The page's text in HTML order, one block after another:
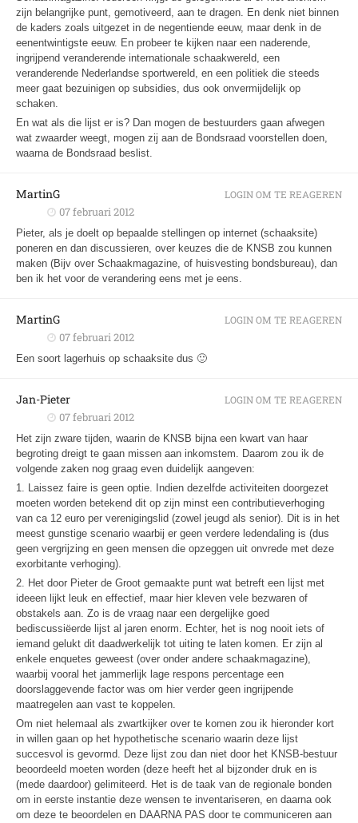
zijn belangrijke punt, gemotiveerd, aan te dragen. En denk niet binnen
de kaders zoals uitgezet in de negentiende eeuw, maar denk in de
eenentwintigste eeuw. En probeer te kijken naar een naderende,
ingrijpend veranderende internationale schaakwereld, een
veranderende Nederlandse sportwereld, en een politiek die steeds
meer gaat bezuinigen op subsidies, dus ook onvermijdelijk op
schaken.
En wat als die lijst er is? Dan mogen de bestuurders gaan afwegen
wat zwaarder weegt, mogen zij aan de Bondsraad voorstellen doen,
waarna de Bondsraad beslist.
MartinG
07 februari 2012
Pieter, als je doelt op bepaalde stellingen op internet (schaaksite)
poneren en dan discussieren, over keuzes die de KNSB zou kunnen
maken (Bijv over Schaakmagazine, of huisvesting bondsbureau), dan
ben ik het voor de verandering eens met je eens.
LOGIN OM TE REAGEREN
MartinG
07 februari 2012
Een soort lagerhuis op schaaksite dus 🙂
LOGIN OM TE REAGEREN
Jan-Pieter
07 februari 2012
Het zijn zware tijden, waarin de KNSB bijna een kwart van haar
begroting dreigt te gaan missen aan inkomstem. Daarom zou ik de
volgende zaken nog graag even duidelijk aangeven:
1. Laissez faire is geen optie. Indien dezelfde activiteiten doorgezet
moeten worden betekend dit op zijn minst een contributieverhoging
van ca 12 euro per verenigingslid (zowel jeugd als senior). Dit is in het
meest gunstige scenario waarbij er geen verdere ledendaling is (dus
geen vergrijzing en geen mensen die opzeggen uit onvrede met deze
exorbitante verhoging).
2. Het door Pieter de Groot gemaakte punt wat betreft een lijst met
ideeen lijkt leuk en effectief, maar hier kleven vele bezwaren of
obstakels aan. Zo is de vraag naar een dergelijke goed
bediscussiëerde lijst al jaren enorm. Echter, het is nog nooit iets of
iemand gelukt dit daadwerkelijk tot uiting te laten komen. Er zijn al
enkele enquetes geweest (over onder andere schaakmagazine),
waarbij vooral het jammerlijk lage respons percentage een
doorslaggevende factor was om hier verder geen ingrijpende
maatregelen aan vast te koppelen.
Om niet helemaal als zwartkijker over te komen zou ik hieronder kort
in willen gaan op het hypothetische scenario waarin deze lijst
succesvol is gevormd. Deze lijst zou dan niet door het KNSB-bestuur
beoordeeld moeten worden (deze heeft het al bijzonder druk en is
(mede daardoor) gelimiteerd. Het is de taak van de regionale bonden
om in eerste instantie deze wensen te inventariseren, en daarna ook
om deze te beoordelen en DAARNA PAS door te communiceren aan
LOGIN OM TE REAGEREN